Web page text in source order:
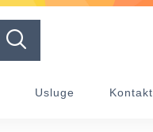
Usluge Kontakt